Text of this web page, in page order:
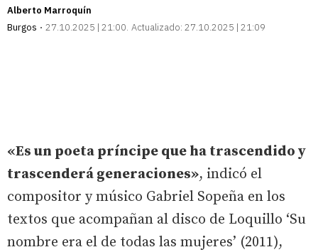
Alberto Marroquín
Burgos
27.10.2025 | 21:00 Actualizado: 27.10.2025 | 21:09
«Es un poeta príncipe que ha trascendido y
trascenderá generaciones», indicó el
compositor y músico Gabriel Sopeña en los
textos que acompañan al disco de Loquillo ‘Su
nombre era el de todas las mujeres’ (2011),